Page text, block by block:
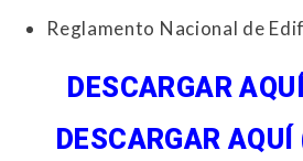
Reglamento Nacional de
DESCARGAR
DESCARGAR